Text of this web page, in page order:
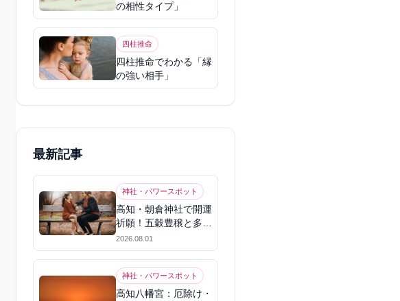
の相性タイプ」
四柱推命
四柱推命でわかる「縁
の強い相手」
最新記事
神社・パワースポット
高知・朝倉神社で開運
祈願！五穀豊穣と多幸
を呼ぶパワースポット
2026.08.01
神社・パワースポット
高知八幡宮：厄除け・